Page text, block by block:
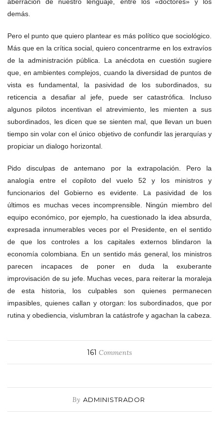
aberración de nuestro lenguaje, entre los «doctores» y los
demás.
Pero el punto que quiero plantear es más político que sociológico.
Más que en la crítica social, quiero concentrarme en los extravíos
de la administración pública. La anécdota en cuestión sugiere
que, en ambientes complejos, cuando la diversidad de puntos de
vista es fundamental, la pasividad de los subordinados, su
reticencia a desafiar al jefe, puede ser catastrófica. Incluso
algunos pilotos incentivan el atrevimiento, les mienten a sus
subordinados, les dicen que se sienten mal, que llevan un buen
tiempo sin volar con el único objetivo de confundir las jerarquías y
propiciar un dialogo horizontal.
Pido disculpas de antemano por la extrapolación. Pero la
analogía entre el copiloto del vuelo 52 y los ministros y
funcionarios del Gobierno es evidente. La pasividad de los
últimos es muchas veces incomprensible. Ningún miembro del
equipo económico, por ejemplo, ha cuestionado la idea absurda,
expresada innumerables veces por el Presidente, en el sentido
de que los controles a los capitales externos blindaron la
economía colombiana. En un sentido más general, los ministros
parecen incapaces de poner en duda la exuberante
improvisación de su jefe. Muchas veces, para reiterar la moraleja
de esta historia, los culpables son quienes permanecen
impasibles, quienes callan y otorgan: los subordinados, que por
rutina y obediencia, vislumbran la catástrofe y agachan la cabeza.
161 Comments
By ADMINISTRADOR